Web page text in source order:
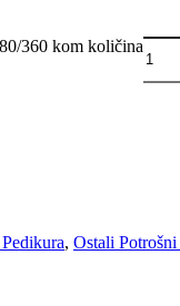
360 kom količina
, Ostali